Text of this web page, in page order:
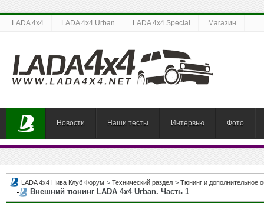
LADA 4x4 LADA 4x4 Urban LADA 4x4 Special Магазин
Новости Наши тесты Интервью Фото
LADA 4x4 Нива Клуб Форум > Технический раздел > Тюнинг и дополнительное
Внешний тюнинг LADA 4x4 Urban. Часть 1